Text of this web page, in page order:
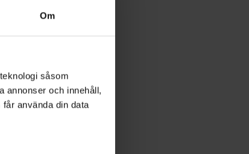
Om
såsom
annonser och innehåll,
använda din data